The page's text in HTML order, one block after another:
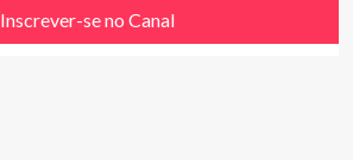
Inscrever-se no Canal